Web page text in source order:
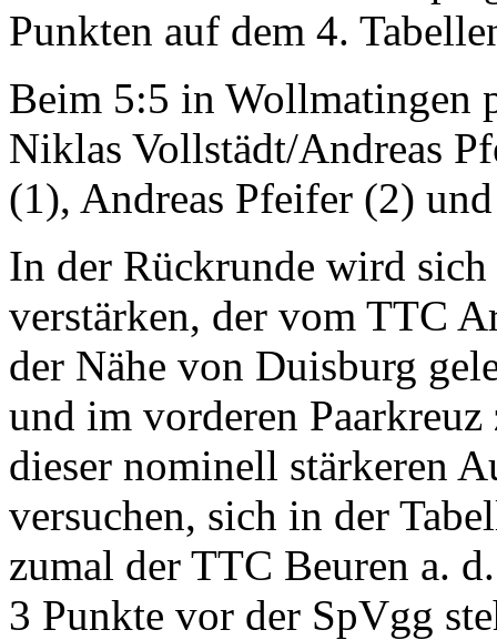
Punkten auf dem 4.
Beim 5:5 in Wollmatingen
Niklas Vollstädt/Andreas
(1), Andreas Pfeifer (2)
In der Rückrunde wird
verstärken, der vom TTC
der Nähe von Duisburg
und im vorderen
dieser nominell stärkeren
versuchen, sich in der
zumal der TTC Beuren a.
3 Punkte vor der SpVgg